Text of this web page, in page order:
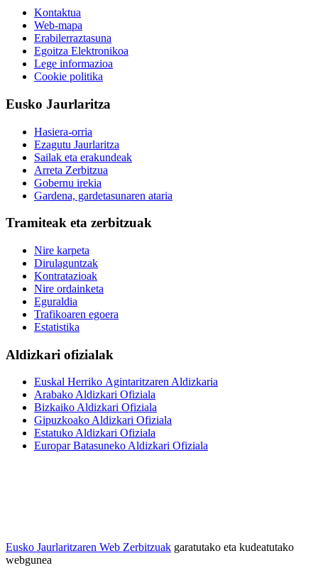
Kontaktua
Web-mapa
Erabilerraztasuna
Egoitza Elektronikoa
Lege informazioa
Cookie politika
Eusko Jaurlaritza
Hasiera-orria
Ezagutu Jaurlaritza
Sailak eta erakundeak
Arreta Zerbitzua
Gobernu irekia
Gardena, gardetasunaren ataria
Tramiteak eta zerbitzuak
Nire karpeta
Dirulaguntzak
Kontratazioak
Nire ordainketa
Eguraldia
Trafikoaren egoera
Estatistika
Aldizkari ofizialak
Euskal Herriko Agintaritzaren Aldizkaria
Arabako Aldizkari Ofiziala
Bizkaiko Aldizkari Ofiziala
Gipuzkoako Aldizkari Ofiziala
Estatuko Aldizkari Ofiziala
Europar Batasuneko Aldizkari Ofiziala
Eusko Jaurlaritzaren Web Zerbitzuak garatutako eta kudeatutako
webgunea